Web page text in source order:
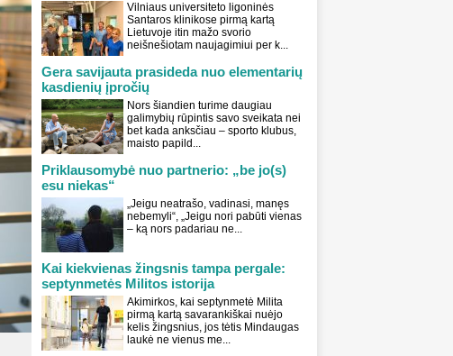
Vilniaus universiteto ligoninės
Santaros klinikose pirmą kartą
Lietuvoje itin mažo svorio
neišnešiotam naujagimiui per k...
Gera savijauta prasideda nuo elementarių
kasdienių įpročių
Nors šiandien turime daugiau
galimybių rūpintis savo sveikata nei
bet kada anksčiau – sporto klubus,
maisto papild...
Priklausomybė nuo partnerio: „be jo(s)
esu niekas“
„Jeigu neatrašo, vadinasi, manęs
nebemyli“, „Jeigu nori pabūti vienas
– ką nors padariau ne...
Kai kiekvienas žingsnis tampa pergale:
septynmetės Militos istorija
Akimirkos, kai septynmetė Milita
pirmą kartą savarankiškai nuėjo
kelis žingsnius, jos tėtis Mindaugas
laukė ne vienus me...